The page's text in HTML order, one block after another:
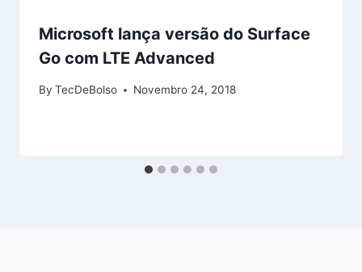
Microsoft lança versão do Surface
Go com LTE Advanced
By TecDeBolso Novembro 24, 2018